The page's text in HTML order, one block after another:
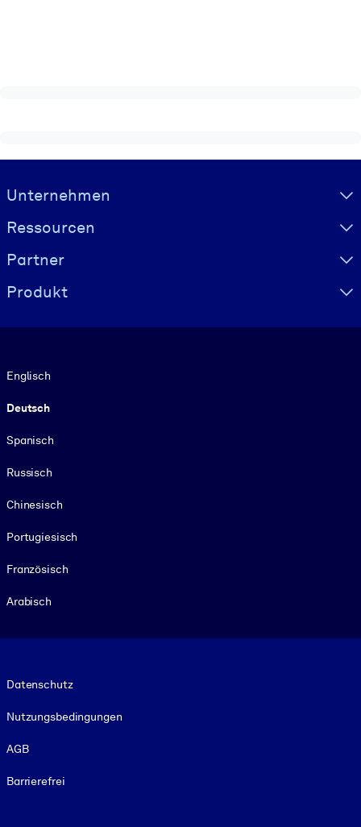
Visually hidden Text
Unternehmen
Ressourcen
Partner
Produkt
Englisch
Deutsch
Spanisch
Russisch
Chinesisch
Portugiesisch
Französisch
Arabisch
Datenschutz
Nutzungsbedingungen
AGB
Barrierefrei